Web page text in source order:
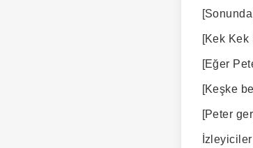
[Kek Kek
[Eğer
[Keşke
[Peter